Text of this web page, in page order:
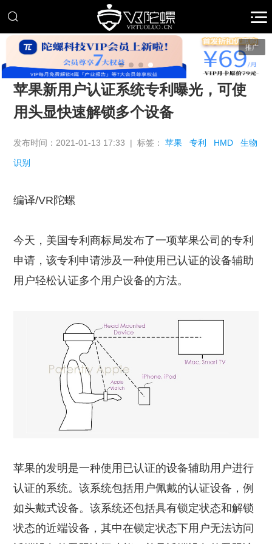
推广
苹果新用户认证系统专利曝光，可使
用头显快速解锁多个设备
发布时间：2021-01-13 17:33 | 标签：苹果 专利 HMD 生物
识别
编译/VR陀螺
今天，美国专利商标局发布了一项苹果公司的专利
申请，该专利申请涉及一种使用已认证的设备辅助
用户轻松认证多个用户设备的方法。
苹果的发明是一种使用已认证的设备辅助用户进行
认证的系统。该系统包括用户佩戴的认证设备，例
如头戴式设备。该系统还包括具有锁定状态和解锁
状态的近端设备，其中在锁定状态下用户无法访问